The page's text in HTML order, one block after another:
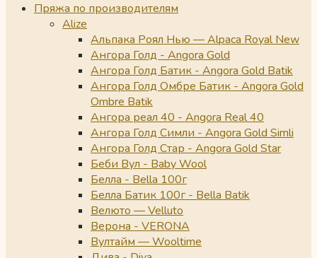
Пряжа по производителям
Alize
Альпака Роял Нью — Alpaca Royal New
Ангора Голд - Angora Gold
Ангора Голд Батик - Angora Gold Batik
Ангора Голд Омбре Батик - Angora Gold
Ombre Batik
Ангора реал 40 - Angora Real 40
Ангора Голд Симли - Angora Gold Simli
Ангора Голд Стар - Angora Gold Star
Беби Вул - Baby Wool
Белла - Bella 100г
Белла Батик 100г - Bella Batik
Велюто — Velluto
Верона - VERONA
Вултайм — Wooltime